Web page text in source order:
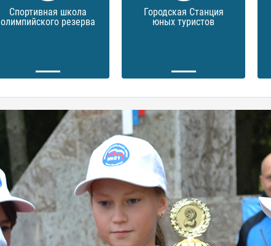
Спортивная школа
олимпийского резерва
Городская Станция
юных туристов